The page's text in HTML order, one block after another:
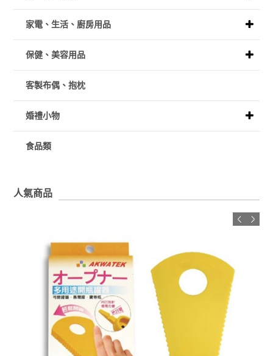
家電、生活、廚房用品
保健、美容用品
客製布偶、抱枕
婚禮小物
食品類
人氣商品